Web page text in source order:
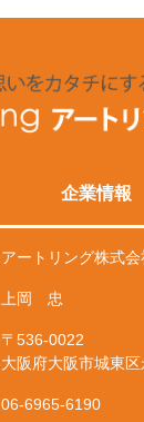
企業情報
アートリング株式会
上岡 忠
〒536-0022
大阪府大阪市城東
06-6965-6190